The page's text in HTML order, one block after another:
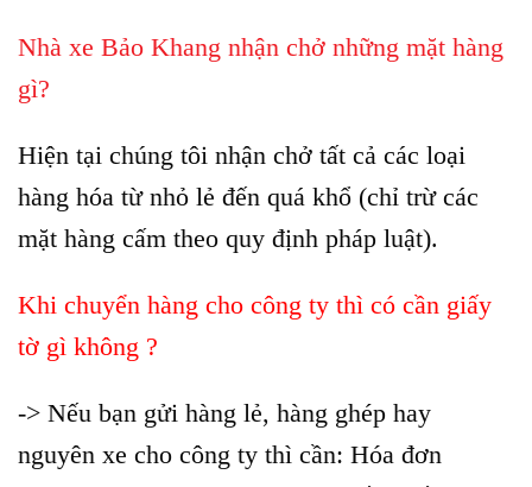
Nhà xe Bảo Khang nhận chở những mặt hàng
gì?
Hiện tại chúng tôi nhận chở tất cả các loại
hàng hóa từ nhỏ lẻ đến quá khổ (chỉ trừ các
mặt hàng cấm theo quy định pháp luật).
Khi chuyển hàng cho công ty thì có cần giấy
tờ gì không ?
-> Nếu bạn gửi hàng lẻ, hàng ghép hay
nguyên xe cho công ty thì cần: Hóa đơn